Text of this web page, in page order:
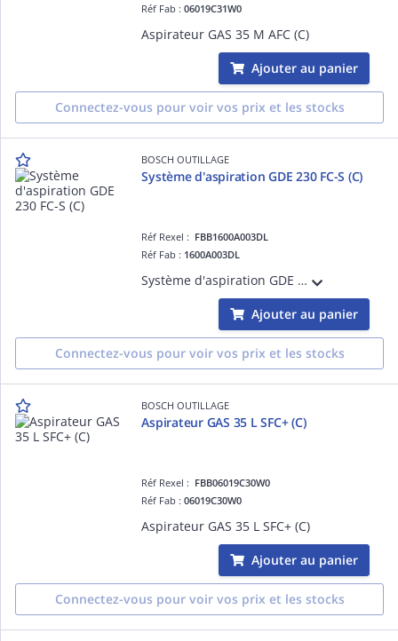
Réf Fab :06019C31W0
Aspirateur GAS 35 M AFC (C)
Ajouter au panier
Connectez-vous pour voir vos prix et les stocks
BOSCH OUTILLAGE
Système d'aspiration GDE 230 FC-S (C)
Réf Rexel : FBB1600A003DL
Réf Fab : 1600A003DL
Système d'aspiration GDE 230 FC-S pour meuleuses D=230mm. Profondeur de coupe max.60mm - roues intégrées. (C)
Ajouter au panier
Connectez-vous pour voir vos prix et les stocks
BOSCH OUTILLAGE
Aspirateur GAS 35 L SFC+ (C)
Réf Rexel : FBB06019C30W0
Réf Fab :06019C30W0
Aspirateur GAS 35 L SFC+ (C)
Ajouter au panier
Connectez-vous pour voir vos prix et les stocks